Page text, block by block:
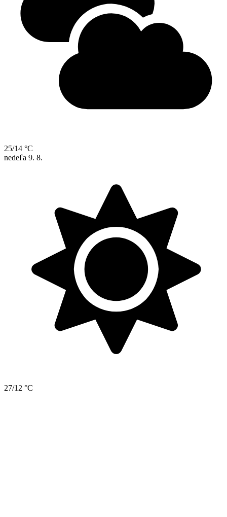
25/14 °C
nedeľa 9. 8.
27/12 °C